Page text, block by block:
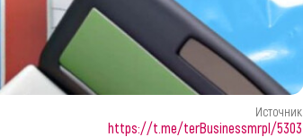
Источник
https://t.me/terBusinessmrpl/5303